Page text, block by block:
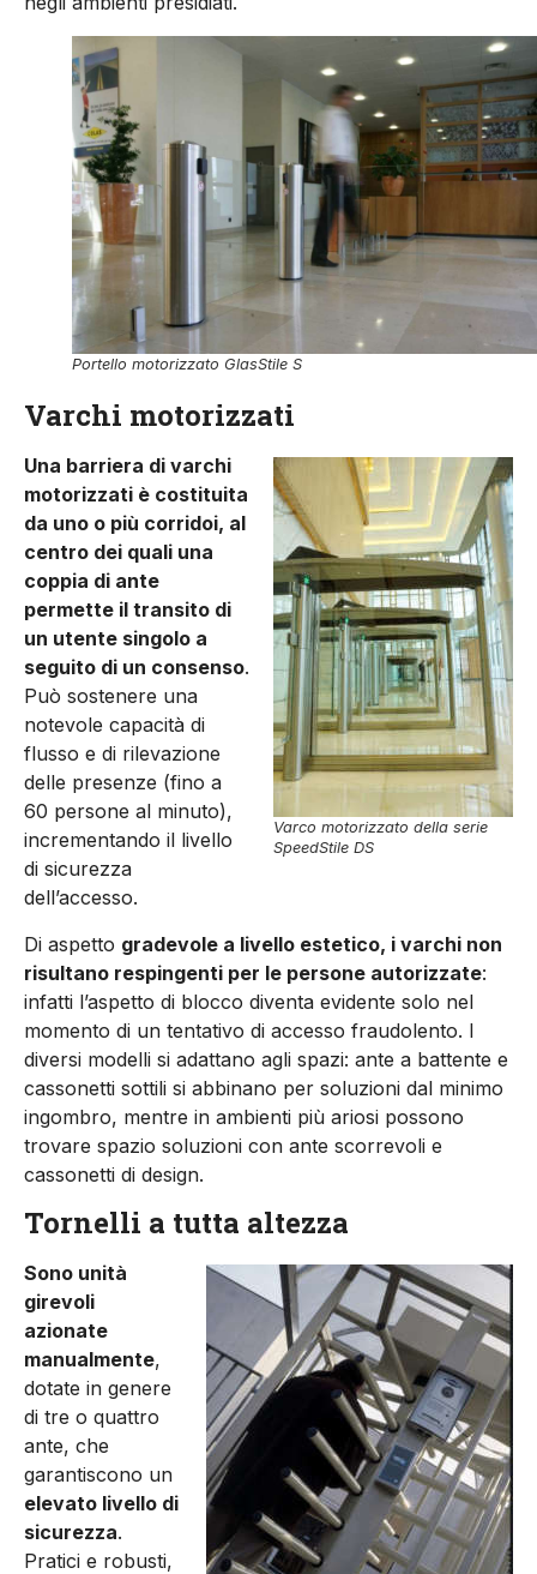
Portello motorizzato GlasStile S
Varchi motorizzati
Varco motorizzato della serie
SpeedStile DS
Una barriera di varchi
motorizzati è costituita
da uno o più corridoi, al
centro dei quali una
coppia di ante
permette il transito di
un utente singolo a
seguito di un consenso.
Può sostenere una
notevole capacità di
flusso e di rilevazione
delle presenze (fino a
60 persone al minuto),
incrementando il livello
di sicurezza
dell’accesso.
Di aspetto gradevole a livello estetico, i varchi non
risultano respingenti per le persone autorizzate:
infatti l’aspetto di blocco diventa evidente solo nel
momento di un tentativo di accesso fraudolento. I
diversi modelli si adattano agli spazi: ante a battente e
cassonetti sottili si abbinano per soluzioni dal minimo
ingombro, mentre in ambienti più ariosi possono
trovare spazio soluzioni con ante scorrevoli e
cassonetti di design.
Tornelli a tutta altezza
Sono unità
girevoli
azionate
manualmente,
dotate in genere
di tre o quattro
ante, che
garantiscono un
elevato livello di
sicurezza.
Pratici e robusti,